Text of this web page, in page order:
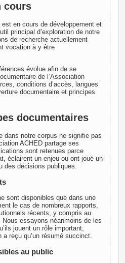
cours
est en cours de développement et
principal d’exploration de notre
de recherche actuellement
vocation à y être
évolue afin de se
de l’Association
conditions d’accès, langues
documentaire et principes
documentaires
dans notre corpus ne signifie pas
ACHED partage ses
sont retenues parce
éclairent un enjeu ou ont joué un
des décisions publiques.
sont disponibles que dans une
le cas de nombreux rapports,
récents, y compris au
Nous essayons néanmoins de les
jouent un rôle important,
a reçu qu’un résumé succinct.
au public